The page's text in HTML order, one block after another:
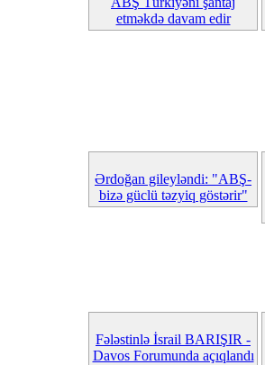
etməkdə davam edir
Ərdoğan gileyləndi: "ABŞ-
bizə güclü təzyiq göstərir"
Fələstinlə İsrail BARIŞIR -
Davos Forumunda açıqlandı